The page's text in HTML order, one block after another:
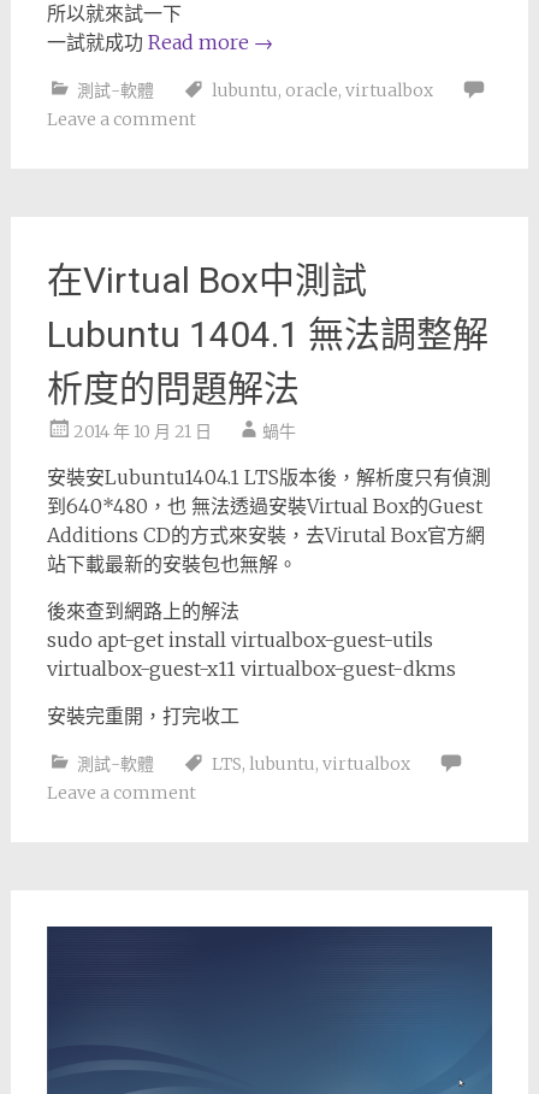
所以就來試一下
一試就成功 Read more →
測試-軟體 lubuntu, oracle, virtualbox
Leave a comment
在Virtual Box中測試
Lubuntu 1404.1 無法調整解
析度的問題解法
2014 年 10 月 21 日 蝸牛
安裝安Lubuntu1404.1 LTS版本後，解析度只有偵測
到640*480，也 無法透過安裝Virtual Box的Guest
Additions CD的方式來安裝，去Virutal Box官方網
站下載最新的安裝包也無解。
後來查到網路上的解法
sudo apt-get install virtualbox-guest-utils
virtualbox-guest-x11 virtualbox-guest-dkms
安裝完重開，打完收工
測試-軟體 LTS, lubuntu, virtualbox
Leave a comment